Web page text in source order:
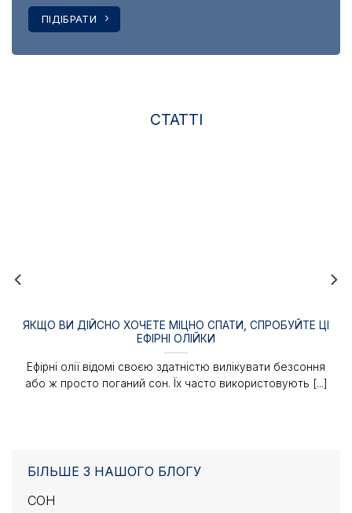
ПІДІБРАТИ
СТАТТІ
ЯКЩО ВИ ДІЙСНО ХОЧЕТЕ МІЦНО СПАТИ, СПРОБУЙТЕ ЦІ
ЕФІРНІ ОЛІЙКИ
Ефірні олії відомі своєю здатністю вилікувати безсоння
або ж просто поганий сон. Їх часто використовують [...]
БІЛЬШЕ З НАШОГО БЛОГУ
СОН